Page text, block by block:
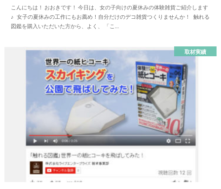
こんにちは！ おおきです！ 今日は、女の子向けの夏休みの体験雑貨ご紹介します
♪ 女子の夏休みの工作にもお薦め！自分だけのデコ雑貨つくりませんか！ 触れる
図鑑を購入いただいた方から、よく、 「こ…
取材実績